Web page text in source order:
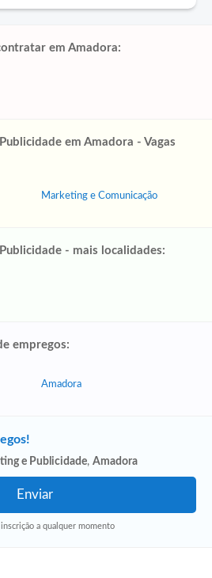
em Amadora:
em Amadora - Vagas
Marketing e Comunicação
- mais localidades:
empregos:
Amadora
e Publicidade, Amadora
a qualquer momento